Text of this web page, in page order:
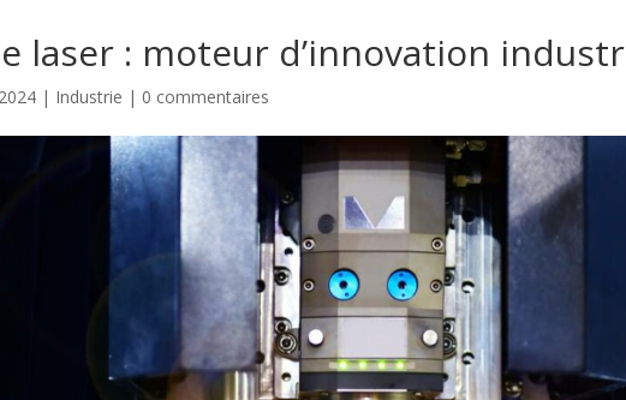
laser : moteur d’innovation
| Industrie | 0 commentaires